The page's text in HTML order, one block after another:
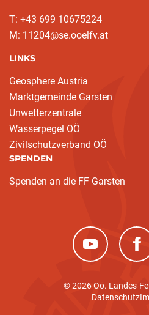
T: ‭+43 699 10675224‬
M: 11204@se.ooelfv.at
LINKS
Geosphere Austria
Marktgemeinde Garsten
Unwetterzentrale
Wasserpegel OÖ
Zivilschutzverband OÖ
SPENDEN
Spenden an die FF Garsten
(neues Fenster)
© 2026 Oö. Landes-
Datenschutz